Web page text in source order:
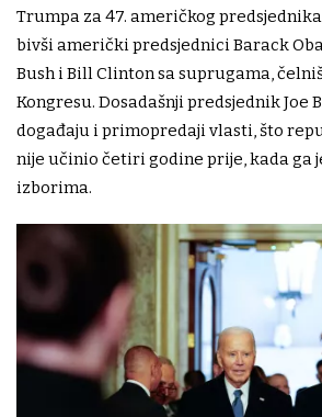
Trumpa za 47. američkog
bivši američki predsjednici Barack
Bush i Bill Clinton sa suprugama,
Kongresu. Dosadašnji predsjednik Joe
događaju i primopredaji vlasti, što
nije učinio četiri godine prije, kada ga
izborima.